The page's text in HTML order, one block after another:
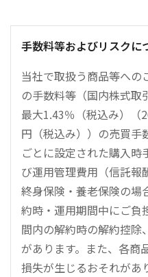
手数料等およびリスクに
当社で取扱う商品等への
の手数料等（国内株式取
最大1.43％（税込み）（
円（税込み））の売買手
ごとに設定された購入時
び運用管理費用（信託報
終身保険・養老保険の場
約時・運用期間中にご負
間内の解約時の解約控除
があります。また、各商
損失が生じるおそれがあ